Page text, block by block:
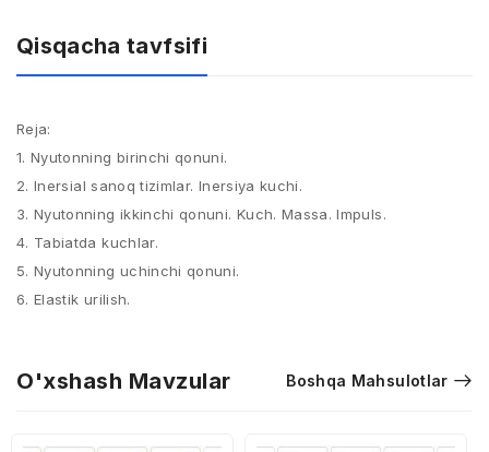
Qisqacha tavfsifi
Reja:
1. Nyutonning birinchi qonuni.​
2. Inersial sanoq tizimlar. Inersiya kuchi. ​
3. Nyutonning ikkinchi qonuni. Kuch. Massa. Impuls. ​
4. Tabiatda kuchlar. ​
5. Nyutonning uchinchi qonuni. ​
6. Elastik urilish.
O'xshash Mavzular Boshqa Mahsulotlar